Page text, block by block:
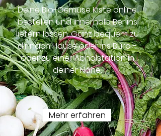
Deine Bio-Gemüse Kiste online
bestellen und innerhalb Berlins
liefern lassen. Ganz bequem zu
dir nach Hause oder ins Büro -
oder zu einer Abholstation in
deiner Nähe.
Mehr erfahren